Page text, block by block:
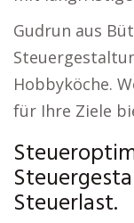
Gudrun aus
Hobbyköche.
für Ihre Ziele
Steuerlast.